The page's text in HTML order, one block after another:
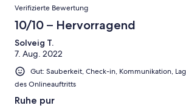
Verifizierte Bewertung
10/10 – Hervorragend
Solveig T.
7. Aug. 2022
Gut: Sauberkeit, Check-in, Kommunikation,
des Onlineauftritts
Ruhe pur